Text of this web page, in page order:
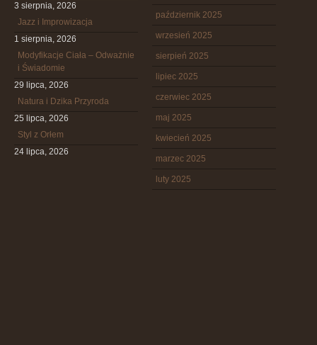
3 sierpnia, 2026
Jazz i Improwizacja
1 sierpnia, 2026
Modyfikacje Ciała – Odważnie
i Świadomie
29 lipca, 2026
Natura i Dzika Przyroda
25 lipca, 2026
Styl z Orłem
24 lipca, 2026
październik 2025
wrzesień 2025
sierpień 2025
lipiec 2025
czerwiec 2025
maj 2025
kwiecień 2025
marzec 2025
luty 2025